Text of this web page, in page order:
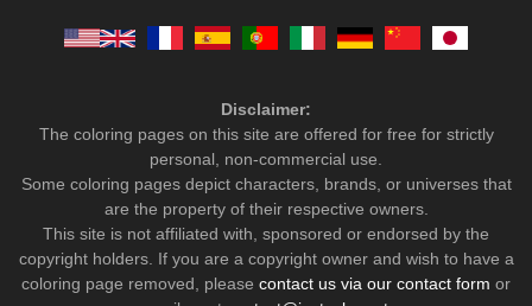
Disclaimer:
The coloring pages on this site are offered for free for strictly
personal, non-commercial use.
Some coloring pages depict characters, brands, or universes that
are the property of their respective owners.
This site is not affiliated with, sponsored or endorsed by the
copyright holders. If you are a copyright owner and wish to have a
coloring page removed, please contact us via our contact form or